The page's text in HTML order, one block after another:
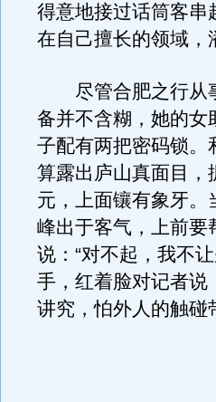
得意地接过话筒客串
在自己擅长的领域，
尽管合肥之行从
备并不含糊，她的女
子配有两把密码锁。
算露出庐山真面目，
元，上面镶有象牙
峰出于客气，上前要
说：“对不起，我不
手，红着脸对记者说
讲究，怕外人的触碰